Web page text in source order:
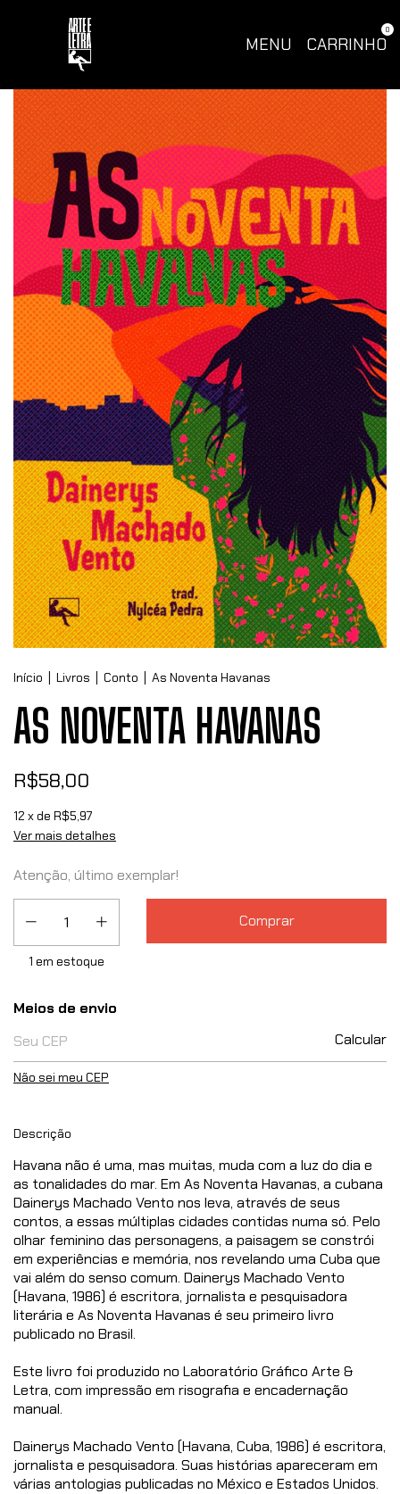
MENU CARRINHO
0
Início Livros Conto As Noventa Havanas
AS NOVENTA HAVANAS
R$58,00
12 x de R$5,97
Ver mais detalhes
Atenção, último exemplar!
1 em estoque
Entregas para o CEP:
Meios de envio
Calcular
Não sei meu CEP
Descrição
Havana não é uma, mas muitas, muda com a luz do dia e
as tonalidades do mar. Em As Noventa Havanas, a cubana
Dainerys Machado Vento nos leva, através de seus
contos, a essas múltiplas cidades contidas numa só. Pelo
olhar feminino das personagens, a paisagem se constrói
em experiências e memória, nos revelando uma Cuba que
vai além do senso comum. Dainerys Machado Vento
(Havana, 1986) é escritora, jornalista e pesquisadora
literária e As Noventa Havanas é seu primeiro livro
publicado no Brasil.
Este livro foi produzido no Laboratório Gráfico Arte &
Letra, com impressão em risografia e encadernação
manual.
Dainerys Machado Vento (Havana, Cuba, 1986) é escritora,
jornalista e pesquisadora. Suas histórias apareceram em
várias antologias publicadas no México e Estados Unidos.